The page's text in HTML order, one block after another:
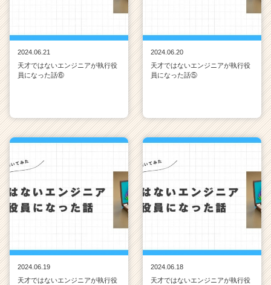
2024.06.21
天才ではないエンジニアが執行役
員になった話⑥
2024.06.20
天才ではないエンジニアが執行役
員になった話⑤
2024.06.19
天才ではないエンジニアが執行役
2024.06.18
天才ではないエンジニアが執行役